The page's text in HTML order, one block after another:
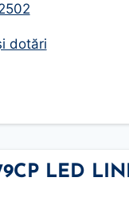
dotări
LED